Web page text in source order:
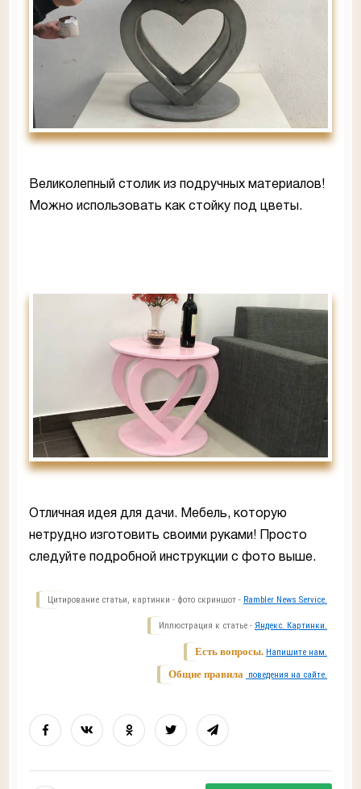
Великолепный столик из подручных материалов!
Можно использовать как стойку под цветы.
Отличная идея для дачи. Мебель, которую
нетрудно изготовить своими руками! Просто
следуйте подробной инструкции с фото выше.
Цитирование статьи, картинки - фото скриншот - Rambler News Service.
Иллюстрация к статье - Яндекс. Картинки.
Есть вопросы. Напишите нам.
Общие правила поведения на сайте.